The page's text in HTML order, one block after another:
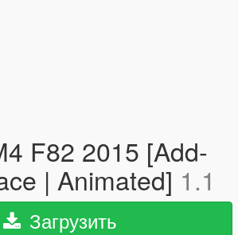
F82 2015 [Add-
| Animated] 1.1
Загрузить